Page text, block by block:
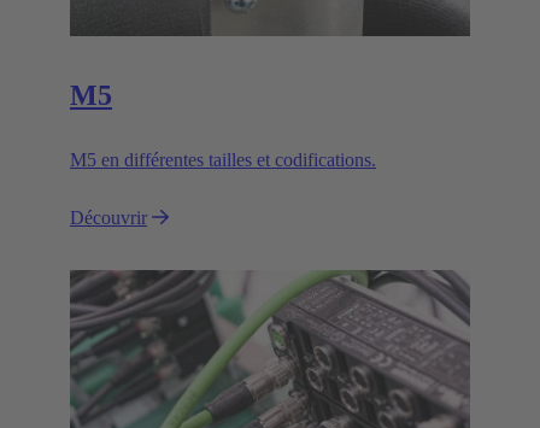
M5
M5 en différentes tailles et codifications.
Découvrir